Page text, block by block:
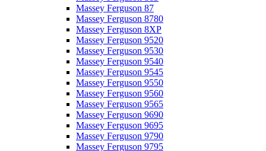
Massey Ferguson 87
Massey Ferguson 8780
Massey Ferguson 8XP
Massey Ferguson 9520
Massey Ferguson 9530
Massey Ferguson 9540
Massey Ferguson 9545
Massey Ferguson 9550
Massey Ferguson 9560
Massey Ferguson 9565
Massey Ferguson 9690
Massey Ferguson 9695
Massey Ferguson 9790
Massey Ferguson 9795